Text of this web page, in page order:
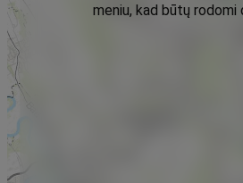
meniu, kad būtų rodomi